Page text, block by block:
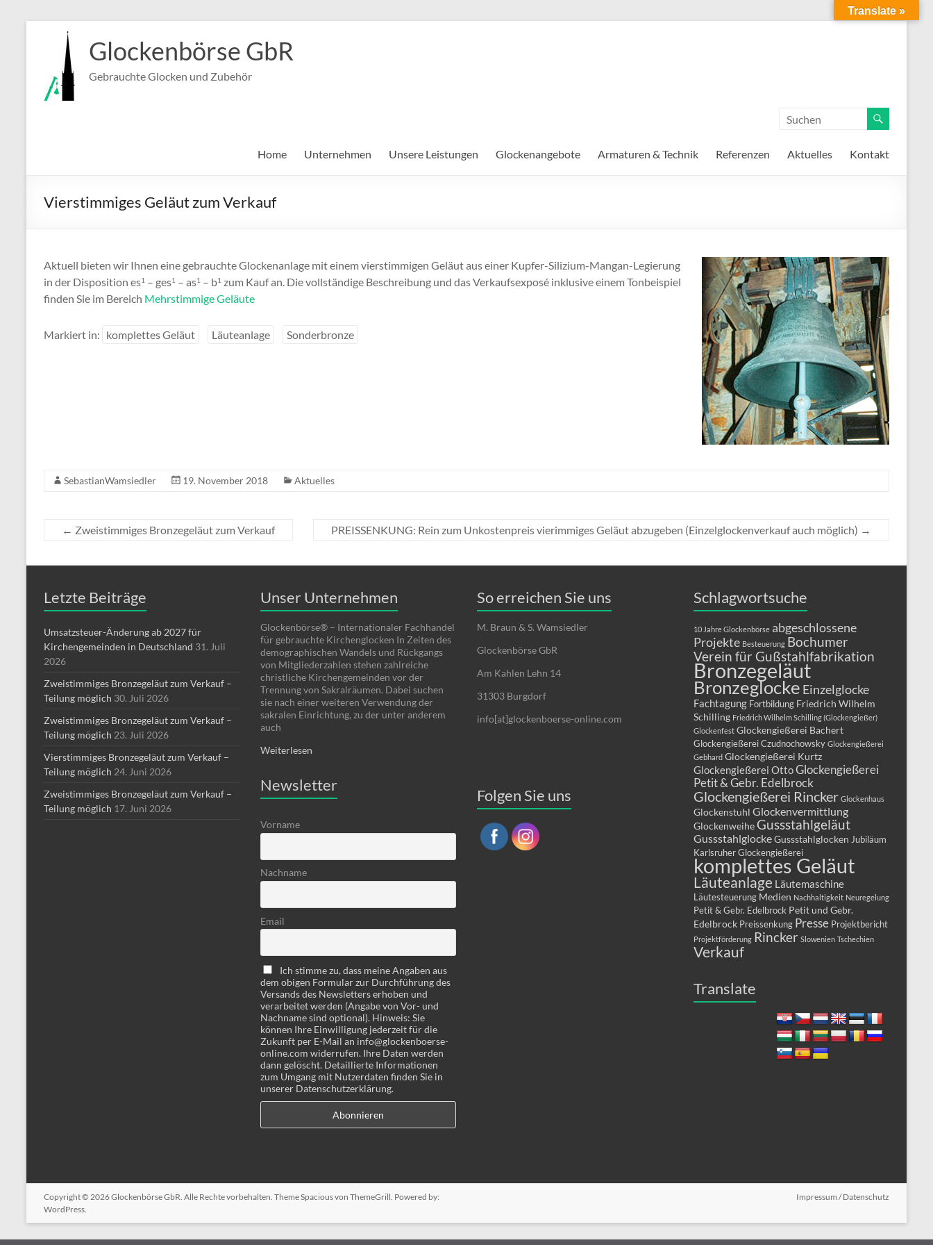
springen
Glockenbörse GbR
Gebrauchte Glocken und Zubehör
Home Unternehmen Unsere Leistungen Glockenangebote Armaturen & Technik Referenzen Aktuelles Kontakt
Vierstimmiges Geläut zum Verkauf
Aktuell bieten wir Ihnen eine gebrauchte Glockenanlage mit einem vierstimmigen Geläut aus einer Kupfer-Silizium-Mangan-Legierung
in der Disposition es1 – ges1 – as1 – b1 zum Kauf an. Die vollständige Beschreibung und das Verkaufsexposé inklusive einem Tonbeispiel
finden Sie im Bereich Mehrstimmige Geläute
Markiert in: komplettes Geläut Läuteanlage Sonderbronze
SebastianWamsiedler 19. November 2018 Aktuelles
← Zweistimmiges Bronzegeläut zum Verkauf PREISSENKUNG: Rein zum Unkostenpreis vierimmiges Geläut abzugeben (Einzelglockenverkauf auch möglich) →
Letzte Beiträge
Umsatzsteuer-Änderung ab 2027 für
Kirchengemeinden in Deutschland 31. Juli
2026
Zweistimmiges Bronzegeläut zum Verkauf –
Teilung möglich 30. Juli 2026
Zweistimmiges Bronzegeläut zum Verkauf –
Teilung möglich 23. Juli 2026
Vierstimmiges Bronzegeläut zum Verkauf –
Teilung möglich 24. Juni 2026
Zweistimmiges Bronzegeläut zum Verkauf –
Teilung möglich 17. Juni 2026
Unser Unternehmen
Glockenbörse® – Internationaler Fachhandel
für gebrauchte Kirchenglocken In Zeiten des
demographischen Wandels und Rückgangs
von Mitgliederzahlen stehen zahlreiche
christliche Kirchengemeinden vor der
Trennung von Sakralräumen. Dabei suchen
sie nach einer weiteren Verwendung der
sakralen Einrichtung, zu der unter anderem
auch
Weiterlesen
Newsletter
Vorname
Nachname
Email
Ich stimme zu, dass meine Angaben aus
dem obigen Formular zur Durchführung des
Versands des Newsletters erhoben und
verarbeitet werden (Angabe von Vor- und
Nachname sind optional). Hinweis: Sie
können Ihre Einwilligung jederzeit für die
Zukunft per E-Mail an info@glockenboerse-
online.com widerrufen. Ihre Daten werden
dann gelöscht. Detaillierte Informationen
zum Umgang mit Nutzerdaten finden Sie in
unserer Datenschutzerklärung.
So erreichen Sie uns
M. Braun & S. Wamsiedler
Glockenbörse GbR
Am Kahlen Lehn 14
31303 Burgdorf
info[at]glockenboerse-online.com
Folgen Sie uns
Schlagwortsuche
10 Jahre Glockenbörse abgeschlossene
Projekte Besteuerung Bochumer
Verein für Gußstahlfabrikation
Bronzegeläut
Bronzeglocke Einzelglocke
Fachtagung Fortbildung Friedrich Wilhelm
Schilling Friedrich Wilhelm Schilling (Glockengießer)
Glockenfest Glockengießerei Bachert
Glockengießerei Czudnochowsky Glockengießerei
Gebhard Glockengießerei Kurtz
Glockengießerei OttoGlockengießerei
Petit & Gebr. Edelbrock
Glockengießerei Rincker Glockenhaus
Glockenstuhl Glockenvermittlung
Glockenweihe Gussstahlgeläut
GussstahlglockeGussstahlglocken Jubiläum
Karlsruher Glockengießerei
komplettes Geläut
Läuteanlage Läutemaschine
Läutesteuerung Medien Nachhaltigkeit Neuregelung
Petit & Gebr. Edelbrock Petit und Gebr.
Edelbrock Preissenkung Presse Projektbericht
Projektförderung Rincker Slowenien Tschechien
Verkauf
Translate
Copyright © 2026Glockenbörse GbR . Alle Rechte vorbehalten. ThemeSpaciousvon ThemeGrill. Powered by:
WordPress
Impressum / Datenschutz
Translate »